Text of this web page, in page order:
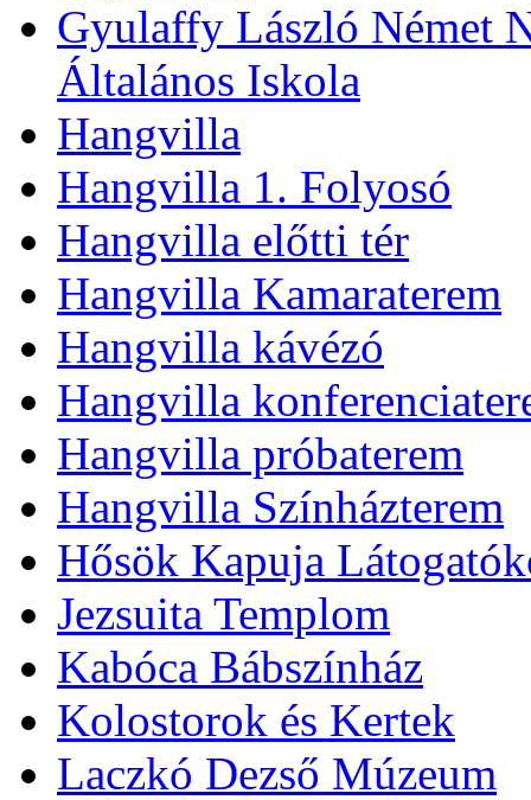
Gyulaffy László Német
Általános Iskola
Hangvilla
Hangvilla 1. Folyosó
Hangvilla előtti tér
Hangvilla Kamaraterem
Hangvilla kávézó
Hangvilla
Hangvilla próbaterem
Hangvilla Színházterem
Hősök Kapuja
Jezsuita Templom
Kabóca Bábszínház
Kolostorok és Kertek
Laczkó Dezső Múzeum